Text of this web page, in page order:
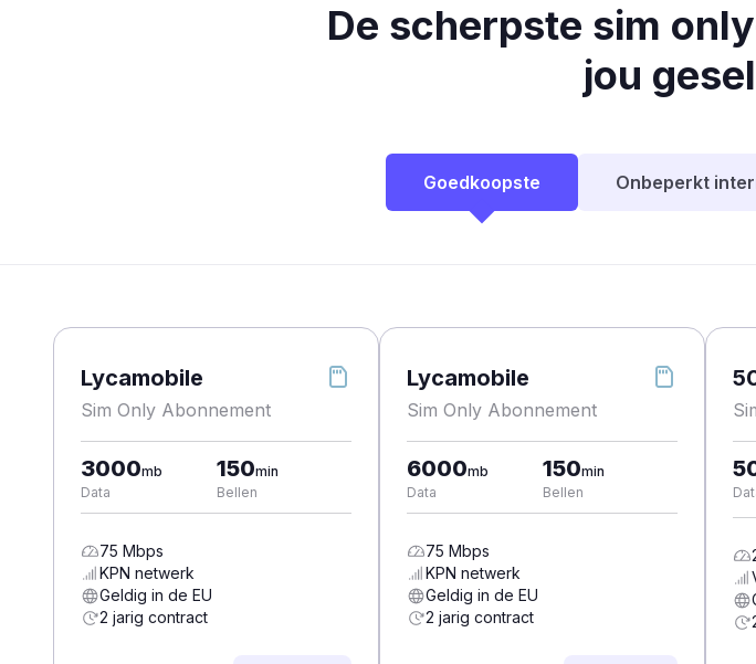
De scherpste sim
jou
Goedkoopste Onbeperkt
Lycamobile
Sim Only Abonnement
3000mb
Data
150min
Bellen
75 Mbps
KPN netwerk
Geldig in de EU
2 jarig contract
Lycamobile
Sim Only Abonnement
6000mb
Data
150min
Bellen
75 Mbps
KPN netwerk
Geldig in de EU
2 jarig contract